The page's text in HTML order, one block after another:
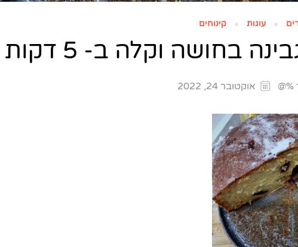
עוגות קינוחים
בחושה וקלה ב- 5 דקות עבודה
%@ אוקטובר 24, 2022